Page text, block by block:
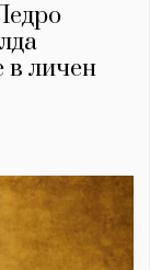
в личен